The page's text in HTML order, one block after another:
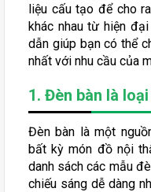
liệu cấu tạo để cho
khác nhau từ hiện
dẫn giúp bạn có thể
nhất với nhu cầu của
1. Đèn bàn là
Đèn bàn là một
bất kỳ món đồ nội
danh sách các mẫu
chiếu sáng dễ dàng